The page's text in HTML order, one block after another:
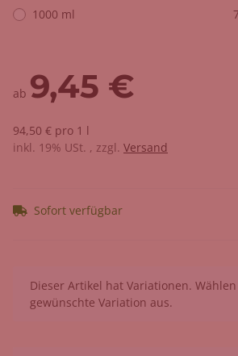
1000 ml
ab 9,45 €
94,50 € pro 1 l
inkl. 19% USt. , zzgl. Versand
Sofort verfügbar
x
Dieser Artikel hat Variationen.
gewünschte Variation aus.